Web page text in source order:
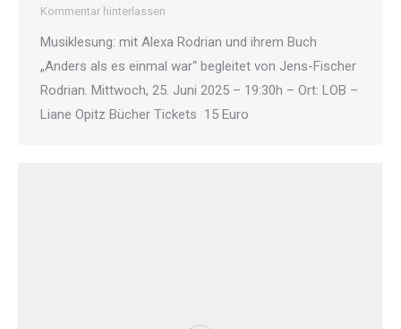
Kommentar hinterlassen
Musiklesung: mit Alexa Rodrian und ihrem Buch
„Anders als es einmal war“ begleitet von Jens-Fischer
Rodrian. Mittwoch, 25. Juni 2025 – 19:30h – Ort: LOB –
Liane Opitz Bücher Tickets 15 Euro